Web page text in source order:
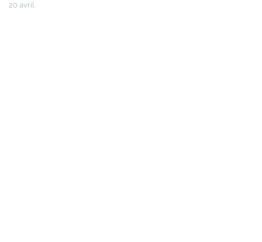
20 avril